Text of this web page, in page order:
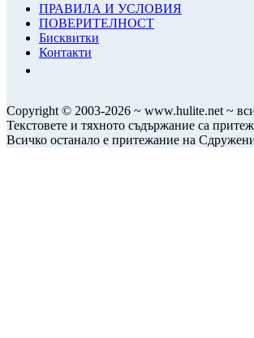
ПРАВИЛА И УСЛОВИЯ
ПОВЕРИТЕЛНОСТ
Бисквитки
Контакти
Copyright © 2003-2026 ~ www.hulite.net ~
Текстовете и тяхното съдържание са
Всичко останало е притежание на